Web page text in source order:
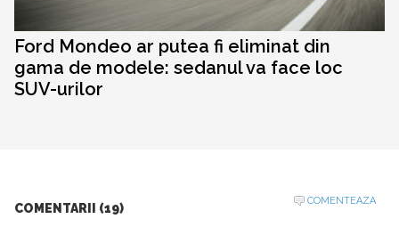
Ford Mondeo ar putea fi eliminat din
gama de modele: sedanul va face loc
SUV-urilor
COMENTARII (19)
COMENTEAZA